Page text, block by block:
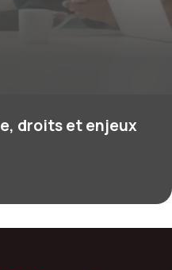
droits et enjeux